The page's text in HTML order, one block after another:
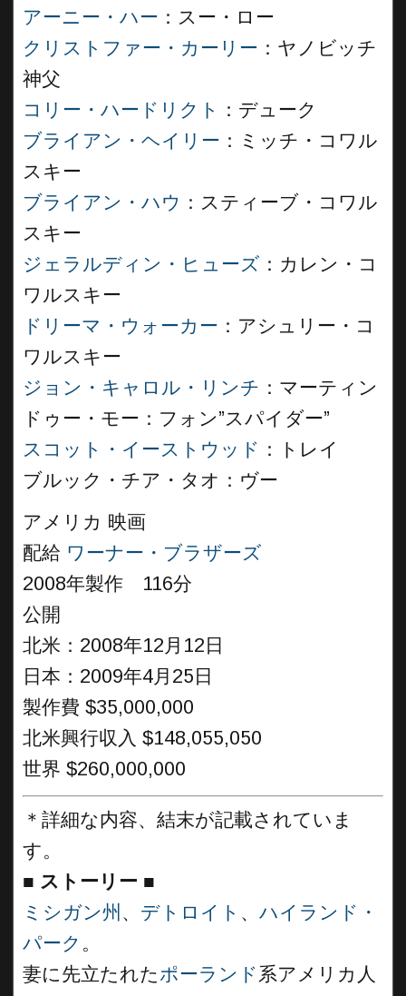
アーニー・ハー ：スー・ロー
クリストファー・カーリー ：ヤノビッチ
神父
コリー・ハードリクト
：デューク
ブライアン・ヘイリー ：ミッチ・コワル
スキー
ブライアン・ハウ ：スティーブ・コワル
スキー
ジェラルディン・ヒューズ ：カレン・コ
ワルスキー
ドリーマ・ウォーカー ：アシュリー・コ
ワルスキー
ジョン・キャロル・リンチ ：マーティン
ドゥー・モー：フォン”スパイダー”
スコット・イーストウッド ：トレイ
ブルック・チア・タオ：ヴー
アメリカ 映画
配給 ワーナー・ブラザーズ
2008年製作 116分
公開
北米：2008年12月12日
日本：2009年4月25日
製作費 $35,000,000
北米興行収入 $148,055,050
世界 $260,000,000
＊詳細な内容、結末が記載されていま
す。
■ ストーリー ■
ミシガン州 、 デトロイト 、 ハイランド・
パーク 。
妻に先立たれたポーランド 系アメリカ人